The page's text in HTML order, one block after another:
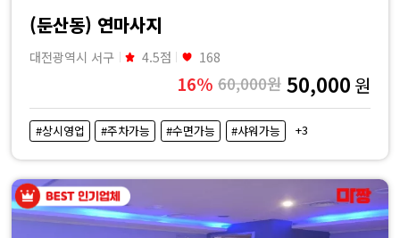
(둔산동) 연마사지
대전광역시 서구 4.5점 168
16% 60,000원 50,000 원
#상시영업 #주차가능 #수면가능 #샤워가능 +3